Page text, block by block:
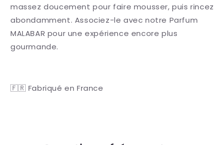
massez doucement pour faire mousser, puis rincez
abondamment. Associez-le avec notre Parfum
MALABAR pour une expérience encore plus
gourmande.
🇫🇷 Fabriqué en France